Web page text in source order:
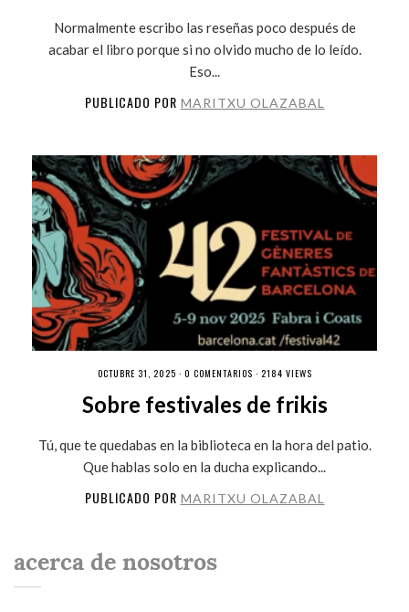
Normalmente escribo las reseñas poco después de
acabar el libro porque si no olvido mucho de lo leído.
Eso...
PUBLICADO POR MARITXU OLAZABAL
OCTUBRE 31, 2025 · 0 COMENTARIOS · 2184 VIEWS
Sobre festivales de frikis
Tú, que te quedabas en la biblioteca en la hora del patio.
Que hablas solo en la ducha explicando...
PUBLICADO POR MARITXU OLAZABAL
acerca de nosotros